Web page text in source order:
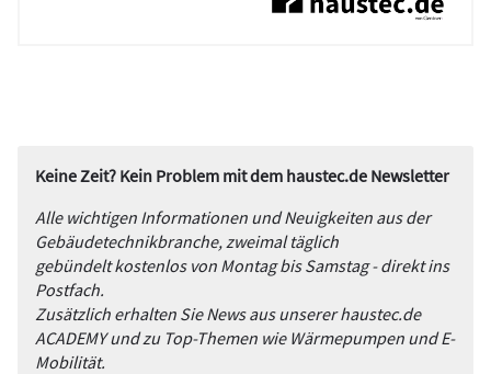
Keine Zeit? Kein Problem mit dem haustec.de Newsletter
Alle wichtigen Informationen und Neuigkeiten aus der
Gebäudetechnikbranche, zweimal täglich
gebündelt kostenlos von Montag bis Samstag - direkt ins
Postfach.
Zusätzlich erhalten Sie News aus unserer haustec.de
ACADEMY und zu Top-Themen wie Wärmepumpen und E-
Mobilität.